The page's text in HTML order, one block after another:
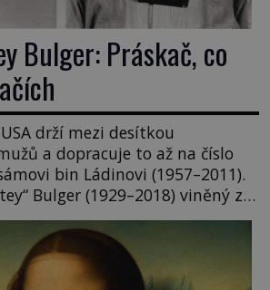
Bulger: Práskač, co
drží mezi desítkou
a dopracuje to až na číslo
bin Ládinovi (1957–2011).
Bulger (1929–2018) viněný ze
vraždách, vydírání a lichvy. A
toho je ještě drogový dealer,
z cesty všechny práskače,